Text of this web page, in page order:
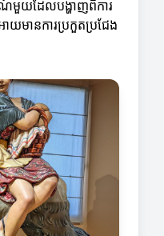
មួយដែលបង្ហាញពីការ
យមានការប្រកួតប្រជែង